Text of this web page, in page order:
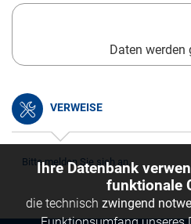
Daten werden
VERWEISE
Bitte melden Sie sich an.
Ihre Datenbank
funktionale
die technisch zwingend